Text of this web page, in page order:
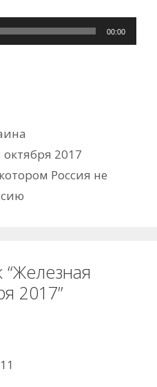
00:00
2017
Россия не
2017”